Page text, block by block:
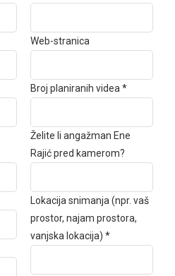
Web-stranica
Broj planiranih videa *
Želite li angažman Ene
Rajić pred kamerom?
Lokacija snimanja (npr. vaš
prostor, najam prostora,
vanjska lokacija) *